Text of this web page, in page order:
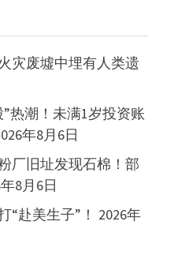
灾废墟中埋有人类遗
热潮！未满1岁投资账
年8月6日
厂旧址发现石棉！部
8月6日
“赴美生子”！ 2026年